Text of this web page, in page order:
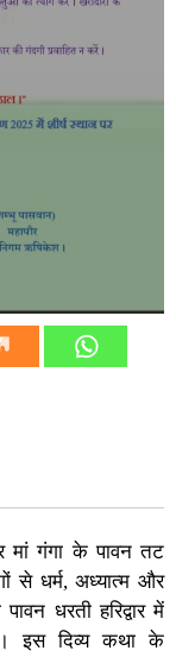
मां गंगा के पावन तट
से धर्म, अध्यात्म और
धरती हरिद्वार में
इस दिव्य कथा के